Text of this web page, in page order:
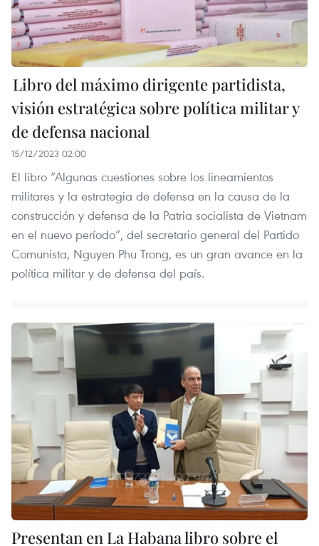
Libro del máximo dirigente partidista,
visión estratégica sobre política militar y
de defensa nacional
15/12/2023 02:00
El libro “Algunas cuestiones sobre los lineamientos
militares y la estrategia de defensa en la causa de la
construcción y defensa de la Patria socialista de Vietnam
en el nuevo período”, del secretario general del Partido
Comunista, Nguyen Phu Trong, es un gran avance en la
política militar y de defensa del país.
Presentan en La Habana libro sobre el